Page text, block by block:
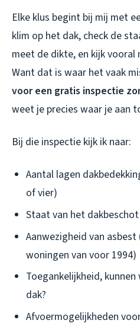
Elke klus begint bij mij met
klim op het dak, check de
meet de dikte, en kijk
Want dat is waar het vaak
voor een gratis inspectie
weet je precies waar je aan
Bij die inspectie kijk ik naar:
Aantal lagen
of vier)
Staat van het
Aanwezigheid van
woningen van voor 1994)
Toegankelijkheid,
dak?
Afvoermogelijkheden